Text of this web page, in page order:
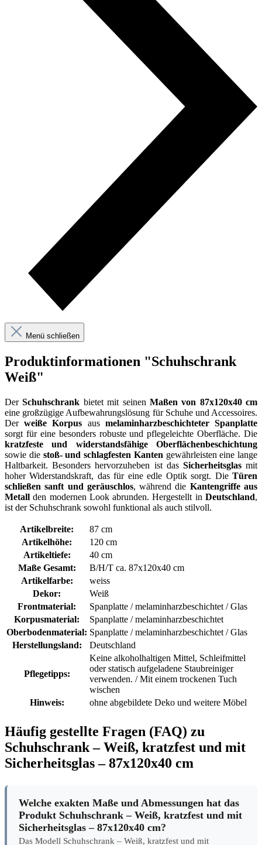
Produktinformationen "Schuhschrank
Der Schuhschrankbietet mit seinenMaßen von 87x120x40 cm
eine großzügige Aufbewahrungslösung für Schuhe und Accessoires.
Der weiße Korpusausmelaminharzbeschichteter Spanplatte
sorgt für eine besonders robuste und pflegeleichte Oberfläche. Die
kratzfeste und widerstandsfähige Oberflächenbeschichtung
sowie diestoß- und schlagfesten Kanten gewährleisten eine lange
Haltbarkeit. Besonders hervorzuheben ist dasSicherheitsglasmit
hoher Widerstandskraft, das für eine edle Optik sorgt. DieTüren
schließen sanft und geräuschlos, während dieKantengriffe aus
Metall den modernen Look abrunden. Hergestellt inDeutschland
Artikelbreite:
87 cm
Artikelhöhe:
120 cm
Artikeltiefe:
40 cm
Maße Gesamt:
B/H/T ca. 87x120x40 cm
Artikelfarbe:
weiss
Dekor:
Weiß
Frontmaterial:
Spanplatte / melaminharzbeschichtet / Glas
Korpusmaterial:
Spanplatte / melaminharzbeschichtet
Oberbodenmaterial:
Spanplatte / melaminharzbeschichtet / Glas
Deutschland
Keine alkoholhaltigen Mittel, Schleifmittel
oder statisch aufgeladene Staubreiniger
verwenden. / Mit einem trockenen Tuch
wischen
Häufig gestellte Fragen (FAQ) zu
Schuhschrank – Weiß, kratzfest und mit
Sicherheitsglas – 87x120x40 cm
Welche exakten Maße und Abmessungen hat das
Produkt Schuhschrank – Weiß, kratzfest und mit
Sicherheitsglas – 87x120x40 cm?